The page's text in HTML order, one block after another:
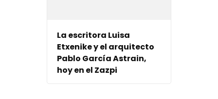
La escritora Luisa
Etxenike y el arquitecto
Pablo García Astrain,
hoy en el Zazpi